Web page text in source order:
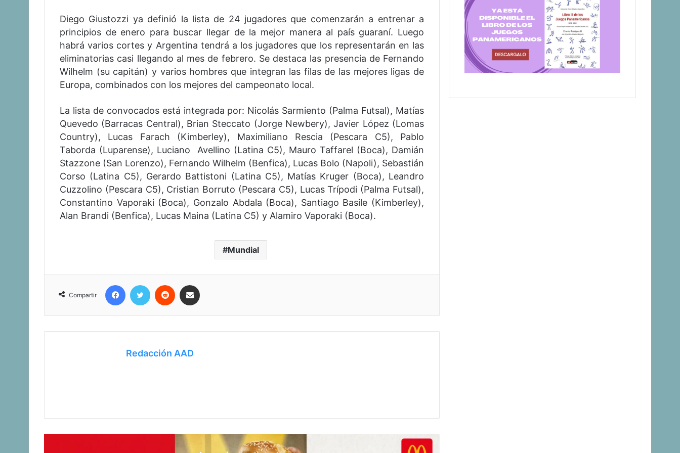
Diego Giustozzi ya definió la lista de 24 jugadores que comenzarán a entrenar a
principios de enero para buscar llegar de la mejor manera al país guaraní. Luego
habrá varios cortes y Argentina tendrá a los jugadores que los representarán en las
eliminatorias casi llegando al mes de febrero. Se destaca las presencia de Fernando
Wilhelm (su capitán) y varios hombres que integran las filas de las mejores ligas de
Europa, combinados con los mejores del campeonato local.
La lista de convocados está integrada por: Nicolás Sarmiento (Palma Futsal), Matías
Quevedo (Barracas Central), Brian Steccato (Jorge Newbery), Javier López (Lomas
Country), Lucas Farach (Kimberley), Maximiliano Rescia (Pescara C5), Pablo
Taborda (Luparense), Luciano Avellino (Latina C5), Mauro Taffarel (Boca), Damián
Stazzone (San Lorenzo), Fernando Wilhelm (Benfica), Lucas Bolo (Napoli), Sebastián
Corso (Latina C5), Gerardo Battistoni (Latina C5), Matías Kruger (Boca), Leandro
Cuzzolino (Pescara C5), Cristian Borruto (Pescara C5), Lucas Trípodi (Palma Futsal),
Constantino Vaporaki (Boca), Gonzalo Abdala (Boca), Santiago Basile (Kimberley),
Alan Brandi (Benfica), Lucas Maina (Latina C5) y Alamiro Vaporaki (Boca).
Mundial
Compartir
Redacción AAD